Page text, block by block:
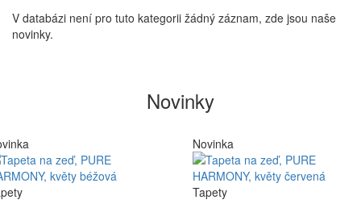
V databázi není pro tuto kategorii žádný záznam, zde jsou naše
novinky.
Novinky
Novinka
Tapety